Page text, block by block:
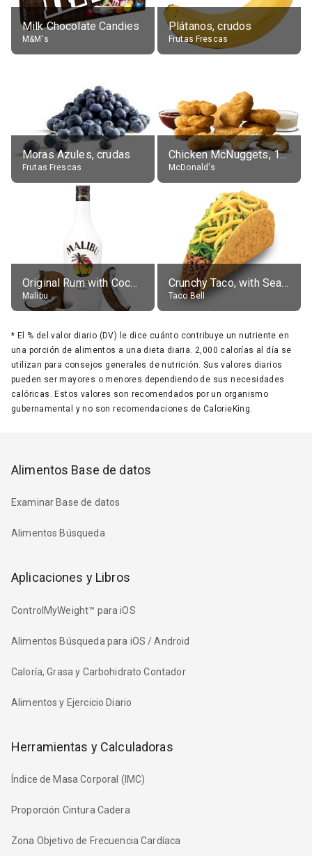
Milk Chocolate Candies
M&M's
Plátanos, crudos
Frutas Frescas
Moras Azules, crudas
Frutas Frescas
Chicken McNuggets, 10 pieces, without sauce
McDonald's
Original Rum with Coconut Flavour (21% alc.)
Malibu
Crunchy Taco, with Seasoned Beef
Taco Bell
* El % del valor diario (DV) le dice cuánto contribuye un nutriente en
una porción de alimentos a una dieta diaria. 2,000 calorías al día se
utilizan para consejos generales de nutrición. Sus valores diarios
pueden ser mayores o menores dependiendo de sus necesidades
calóricas. Estos valores son recomendados por un organismo
gubernamental y no son recomendaciones de CalorieKing.
Alimentos Base de datos
Examinar Base de datos
Alimentos Búsqueda
Aplicaciones y Libros
ControlMyWeight™ para iOS
Alimentos Búsqueda para iOS / Android
Caloría, Grasa y Carbohidrato Contador
Alimentos y Ejercicio Diario
Herramientas y Calculadoras
Índice de Masa Corporal (IMC)
Proporción Cintura Cadera
Zona Objetivo de Frecuencia Cardíaca